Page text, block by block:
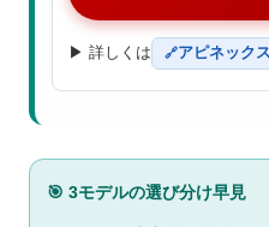
▶ 詳しくは アピネック
🎯 3モデルの選び分け早見